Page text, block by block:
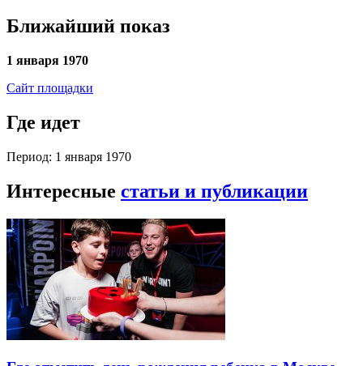
Ближайший показ
1 января 1970
Сайт площадки
Где идет
Период: 1 января 1970
Интересные статьи и публикации